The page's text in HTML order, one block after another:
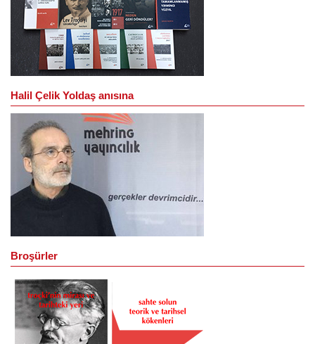
Halil Çelik Yoldaş anısına
Broşürler